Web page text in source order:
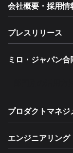
会社概要・採用情
プレスリリース
ミロ・ジャパン
プロダクトマネジ
エンジニアリング